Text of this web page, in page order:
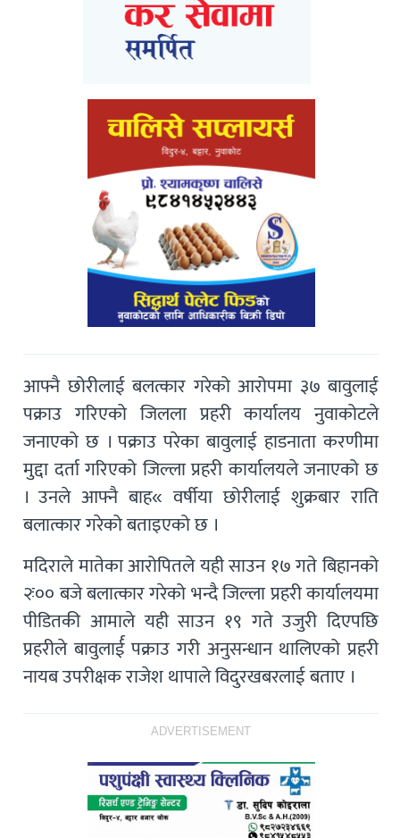
आफ्नै छोरीलाई बलत्कार गरेको आरोपमा ३७ बावुलाई
पक्राउ गरिएको जिलला प्रहरी कार्यालय नुवाकोटले
जनाएको छ । पक्राउ परेका बावुलाई हाडनाता करणीमा
मुद्दा दर्ता गरिएको जिल्ला प्रहरी कार्यालयले जनाएको छ
। उनले आफ्नै बाह« वर्षीया छोरीलाई शुक्रबार राति
बलात्कार गरेको बताइएको छ ।
मदिराले मातेका आरोपितले यही साउन १७ गते बिहानको
२ः०० बजे बलात्कार गरेको भन्दै जिल्ला प्रहरी कार्यालयमा
पीडितकी आमाले यही साउन १९ गते उजुरी दिएपछि
प्रहरीले बावुलार्ई पक्राउ गरी अनुसन्धान थालिएको प्रहरी
नायब उपरीक्षक राजेश थापाले विदुरखबरलाई बताए ।
ADVERTISEMENT